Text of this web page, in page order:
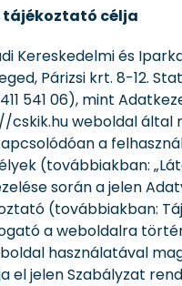
tájékoztató célja
Kereskedelmi és
Párizsi krt. 8-12.
541 06), mint
weboldal által
a
(továbbiakban:
során a jelen
(továbbiakban:
a weboldalra
használatával
el jelen Szabályzat